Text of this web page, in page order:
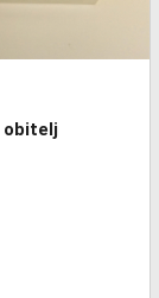
obitelj